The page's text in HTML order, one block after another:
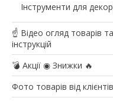
Інструменти для
☝ Відео огляд товарів та
інструкцій
💣 Акції ◉ Знижки 🔥
Фото товарів від клієнтів